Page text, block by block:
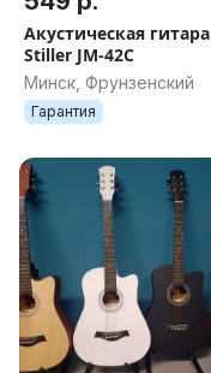
Акустическая гитара
Stiller JM-42C
Минск, Фрунзенский
Гарантия